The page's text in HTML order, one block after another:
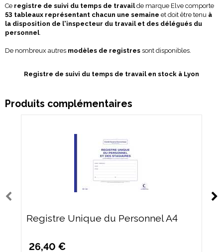
Ce registre de suivi du temps de travailde marque Elve comporte
53 tableaux représentant chacun une semaine et doit être tenu à
la disposition de l'inspecteur du travail et des délégués du
personnel.
De nombreux autres modèles de registres sont disponibles.
Registre de suivi du temps de travailen stock à Lyon
Produits complémentaires
Registre Unique du Personnel A4
26,40 €